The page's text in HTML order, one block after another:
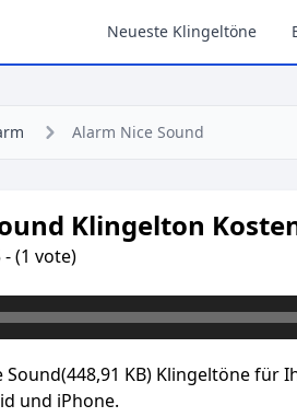
Neueste Klingeltöne
Alarm Nice Sound
Klingelton
- (1 vote)
Sound(448,91 KB) Klingeltöne
und iPhone.